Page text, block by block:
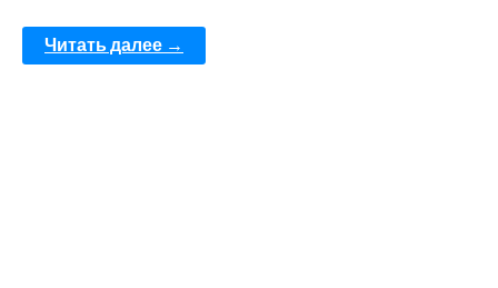
Читать далее →